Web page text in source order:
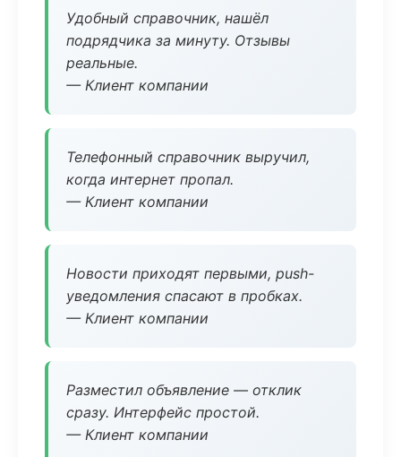
Удобный справочник, нашёл
подрядчика за минуту. Отзывы
реальные.
— Клиент компании
Телефонный справочник выручил,
когда интернет пропал.
— Клиент компании
Новости приходят первыми, push-
уведомления спасают в пробках.
— Клиент компании
Разместил объявление — отклик
сразу. Интерфейс простой.
— Клиент компании